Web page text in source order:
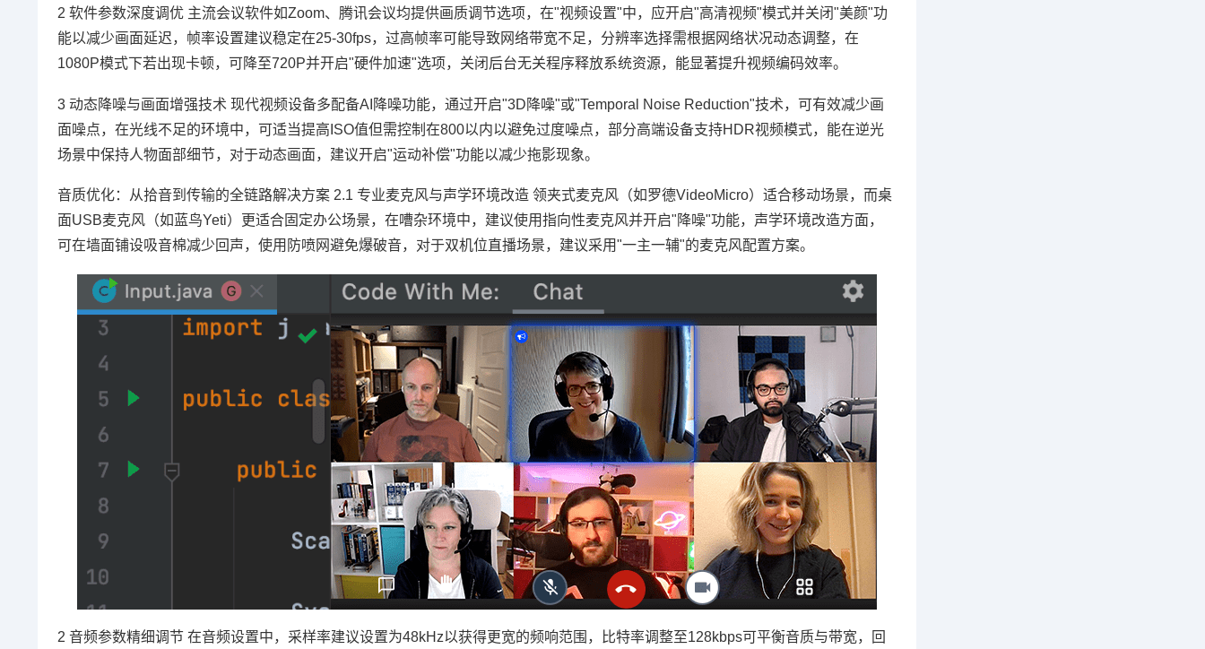
2 软件参数深度调优 主流会议软件如Zoom、腾讯会议均提供画质调节选项，在"视频设置"中，应开启"高清视频"模式并关闭"美颜"功
能以减少画面延迟，帧率设置建议稳定在25-30fps，过高帧率可能导致网络带宽不足，分辨率选择需根据网络状况动态调整，在
1080P模式下若出现卡顿，可降至720P并开启"硬件加速"选项，关闭后台无关程序释放系统资源，能显著提升视频编码效率。
3 动态降噪与画面增强技术 现代视频设备多配备AI降噪功能，通过开启"3D降噪"或"Temporal Noise Reduction"技术，可有效减少画
面噪点，在光线不足的环境中，可适当提高ISO值但需控制在800以内以避免过度噪点，部分高端设备支持HDR视频模式，能在逆光
场景中保持人物面部细节，对于动态画面，建议开启"运动补偿"功能以减少拖影现象。
音质优化：从拾音到传输的全链路解决方案 2.1 专业麦克风与声学环境改造 领夹式麦克风（如罗德VideoMicro）适合移动场景，而桌
面USB麦克风（如蓝鸟Yeti）更适合固定办公场景，在嘈杂环境中，建议使用指向性麦克风并开启"降噪"功能，声学环境改造方面，
可在墙面铺设吸音棉减少回声，使用防喷网避免爆破音，对于双机位直播场景，建议采用"一主一辅"的麦克风配置方案。
2 音频参数精细调节 在音频设置中，采样率建议设置为48kHz以获得更宽的频响范围，比特率调整至128kbps可平衡音质与带宽，回